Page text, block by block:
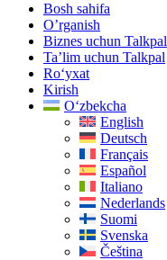
Bosh sahifa
O’rganish
Biznes uchun Talkpal
Ta’lim uchun Talkpal
Ro‘yxat
Kirish
O‘zbekcha
English
Deutsch
Français
Español
Italiano
Nederlands
Suomi
Svenska
Čeština